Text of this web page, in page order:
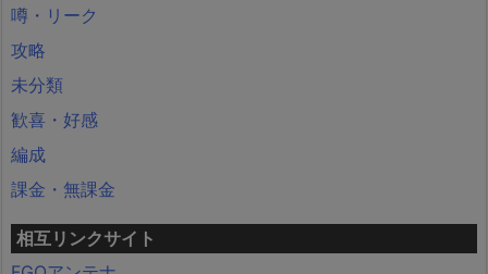
噂・リーク
攻略
未分類
歓喜・好感
編成
課金・無課金
相互リンクサイト